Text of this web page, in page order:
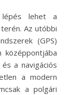
Az utóbbi
(GPS)
a navigációs
a modern
a polgári